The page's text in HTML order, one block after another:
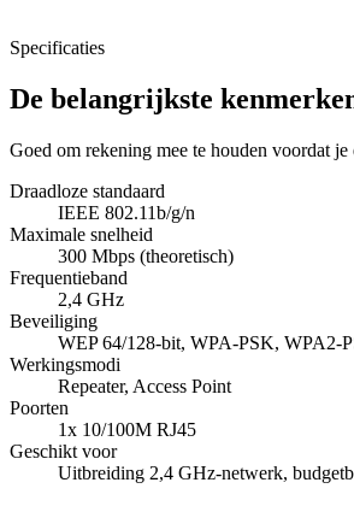
Specificaties
De belangrijkste
Goed om rekening mee te houden voordat je
Draadloze standaard
IEEE 802.11b/g/n
Maximale snelheid
300 Mbps (theoretisch)
Frequentieband
2,4 GHz
Beveiliging
WEP 64/128-bit, WPA-PSK, WPA2-
Werkingsmodi
Repeater, Access Point
Poorten
1x 10/100M RJ45
Geschikt voor
Uitbreiding 2,4 GHz-netwerk,